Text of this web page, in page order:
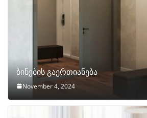
ბინების გაერთიანება
November 4, 2024